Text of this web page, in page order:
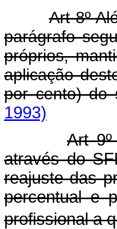
Art 8º
parágrafo
próprios,
aplicação
por cento) do
1993)
Art
através do
reajuste das
percentual e
profissional a